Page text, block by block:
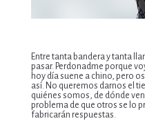
Entre tanta bandera y tanta
pasar. Perdonadme porque
hoy día suene a chino, pero
así. No queremos darnos el
quiénes somos, de dónde
problema de que otros se lo
fabricarán respuestas.